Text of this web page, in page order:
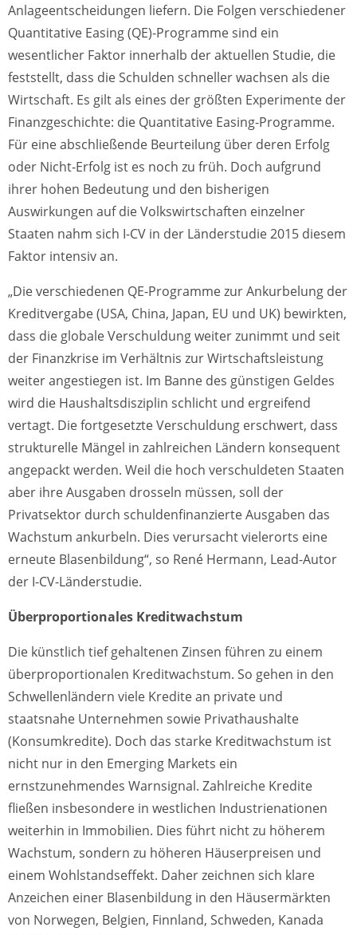
Anlageentscheidungen liefern. Die Folgen verschiedener
Quantitative Easing (QE)-Programme sind ein
wesentlicher Faktor innerhalb der aktuellen Studie, die
feststellt, dass die Schulden schneller wachsen als die
Wirtschaft. Es gilt als eines der größten Experimente der
Finanzgeschichte: die Quantitative Easing-Programme.
Für eine abschließende Beurteilung über deren Erfolg
oder Nicht-Erfolg ist es noch zu früh. Doch aufgrund
ihrer hohen Bedeutung und den bisherigen
Auswirkungen auf die Volkswirtschaften einzelner
Staaten nahm sich I-CV in der Länderstudie 2015 diesem
Faktor intensiv an.
„Die verschiedenen QE-Programme zur Ankurbelung der
Kreditvergabe (USA, China, Japan, EU und UK) bewirkten,
dass die globale Verschuldung weiter zunimmt und seit
der Finanzkrise im Verhältnis zur Wirtschaftsleistung
weiter angestiegen ist. Im Banne des günstigen Geldes
wird die Haushaltsdisziplin schlicht und ergreifend
vertagt. Die fortgesetzte Verschuldung erschwert, dass
strukturelle Mängel in zahlreichen Ländern konsequent
angepackt werden. Weil die hoch verschuldeten Staaten
aber ihre Ausgaben drosseln müssen, soll der
Privatsektor durch schuldenfinanzierte Ausgaben das
Wachstum ankurbeln. Dies verursacht vielerorts eine
erneute Blasenbildung“, so René Hermann, Lead-Autor
der I-CV-Länderstudie.
Überproportionales Kreditwachstum
Die künstlich tief gehaltenen Zinsen führen zu einem
überproportionalen Kreditwachstum. So gehen in den
Schwellenländern viele Kredite an private und
staatsnahe Unternehmen sowie Privathaushalte
(Konsumkredite). Doch das starke Kreditwachstum ist
nicht nur in den Emerging Markets ein
ernstzunehmendes Warnsignal. Zahlreiche Kredite
fließen insbesondere in westlichen Industrienationen
weiterhin in Immobilien. Dies führt nicht zu höherem
Wachstum, sondern zu höheren Häuserpreisen und
einem Wohlstandseffekt. Daher zeichnen sich klare
Anzeichen einer Blasenbildung in den Häusermärkten
von Norwegen, Belgien, Finnland, Schweden, Kanada